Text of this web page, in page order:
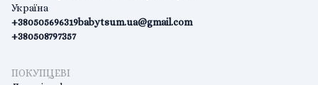
Україна
+380505696319
+380508797357
babytsum.ua@gmail.com
ПОКУПЦЕВІ